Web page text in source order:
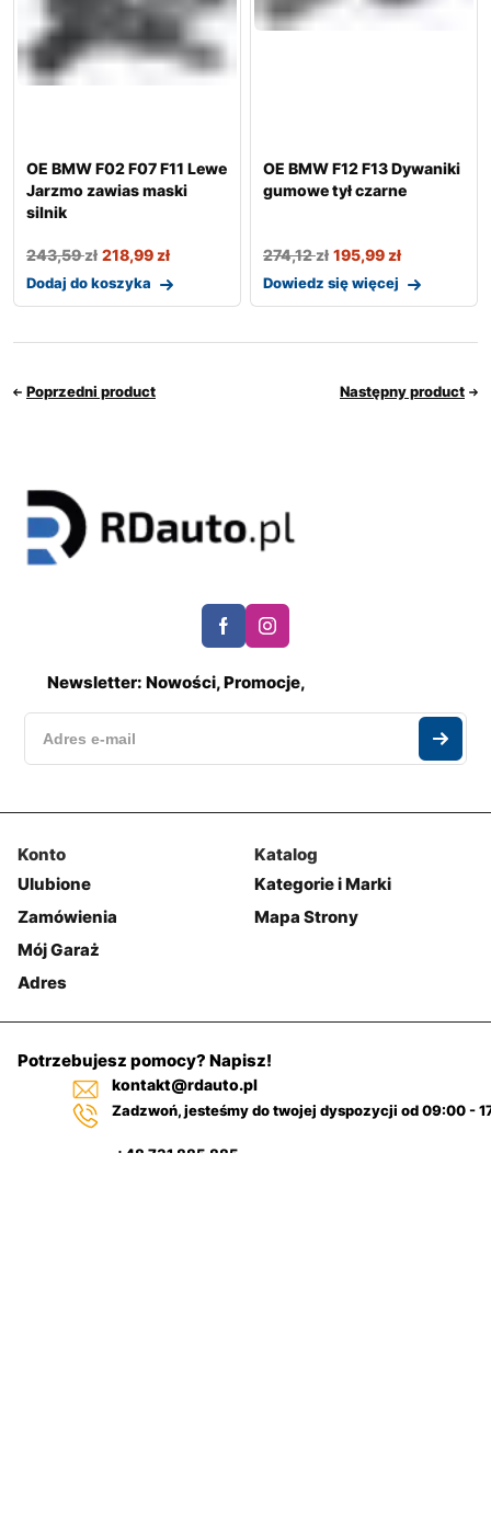
OE BMW F02 F07 F11 Lewe
Jarzmo zawias maski
silnik
243,59zł 218,99zł
Dodaj do koszyka
OE BMW F12 F13 Dywaniki
gumowe tył czarne
274,12zł 195,99zł
Dowiedz się więcej
Poprzedni product Następny product
Newsletter: Nowości, Promocje,
Konto
Ulubione
Zamówienia
Mój Garaż
Adres
Katalog
Kategorie i Marki
Mapa Strony
Potrzebujesz pomocy? Napisz!
kontakt@rdauto.pl
Zadzwoń, jesteśmy do twojej dyspozycji od 09:00 -
+48 731 885 885